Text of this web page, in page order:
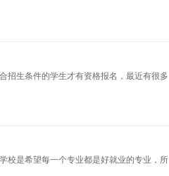
招生条件的学生才有资格报名，最近有很多
校是希望每一个专业都是好就业的专业，所